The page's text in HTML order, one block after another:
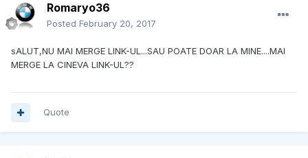
Romaryo36
Posted February 20, 2017
sALUT,NU MAI MERGE LINK-UL...SAU POATE DOAR LA MINE....MAI
MERGE LA CINEVA LINK-UL??
Quote